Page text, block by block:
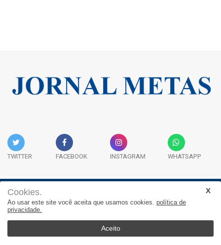
TWITTER FACEBOOK INSTAGRAM WHATSAPP
JORNAL METAS - Rua São José, 253, Sala 302, Centro
Empresarial Atitude - (47) 3332 1620
Cookies.
Ao usar este site você aceita que usamos cookies. política de
privacidade.
Aceito